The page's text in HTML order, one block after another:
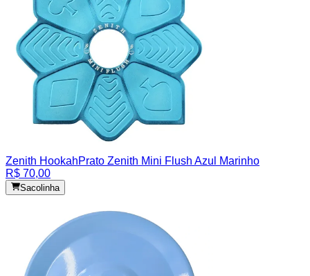
Zenith HookahPrato Zenith Mini Flush Azul Marinho
R$ 70,00
Sacolinha